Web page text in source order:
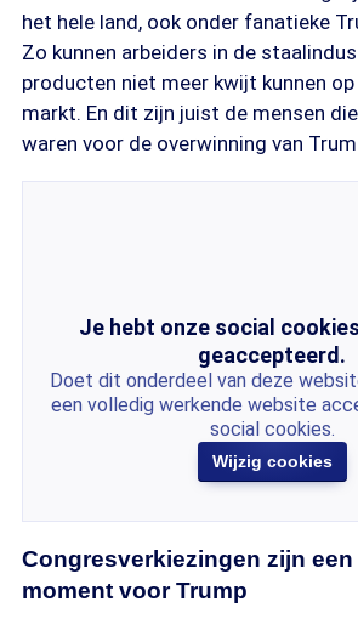
het hele land, ook onder fanatieke
Zo kunnen arbeiders in de
producten niet meer kwijt kunnen op
markt. En dit zijn juist de mensen
waren voor de overwinning van
Je hebt onze social
geaccepteerd.
Doet dit onderdeel van deze
een volledig werkende website
social cookies.
Wijzig cookies
Congresverkiezingen zijn
moment voor Trump